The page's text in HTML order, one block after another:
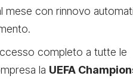
mese con rinnovo
completo a tutte le
la UEFA